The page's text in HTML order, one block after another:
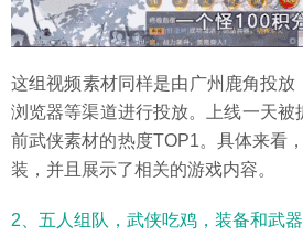
这组视频素材同样是由广州鹿角投
浏览器等渠道进行投放。上线一天被
前武侠素材的热度TOP1。具体来看
装，并且展示了相关的游戏内容。
2、五人组队，武侠吃鸡，装备和武器